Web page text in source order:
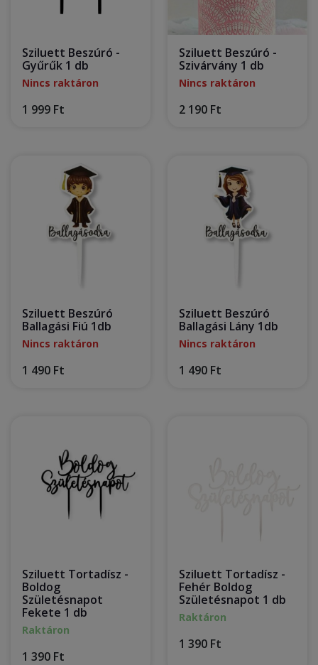
Sziluett Beszúró -
Gyűrűk 1 db
Nincs raktáron
1 999 Ft
Sziluett Beszúró -
Szivárvány 1 db
Nincs raktáron
2 190 Ft
Sziluett Beszúró
Ballagási Fiú 1db
Nincs raktáron
1 490 Ft
Sziluett Beszúró
Ballagási Lány 1db
Nincs raktáron
1 490 Ft
Sziluett Tortadísz -
Boldog
Születésnapot
Fekete 1 db
Raktáron
1 390 Ft
Sziluett Tortadísz -
Fehér Boldog
Születésnapot 1 db
Raktáron
1 390 Ft